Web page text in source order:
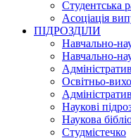
Студентська
Асоціація
ПІДРОЗДІЛИ
Навчально-
Навчально-
Освітньо-
Наукові
Наукова
Студмістечко